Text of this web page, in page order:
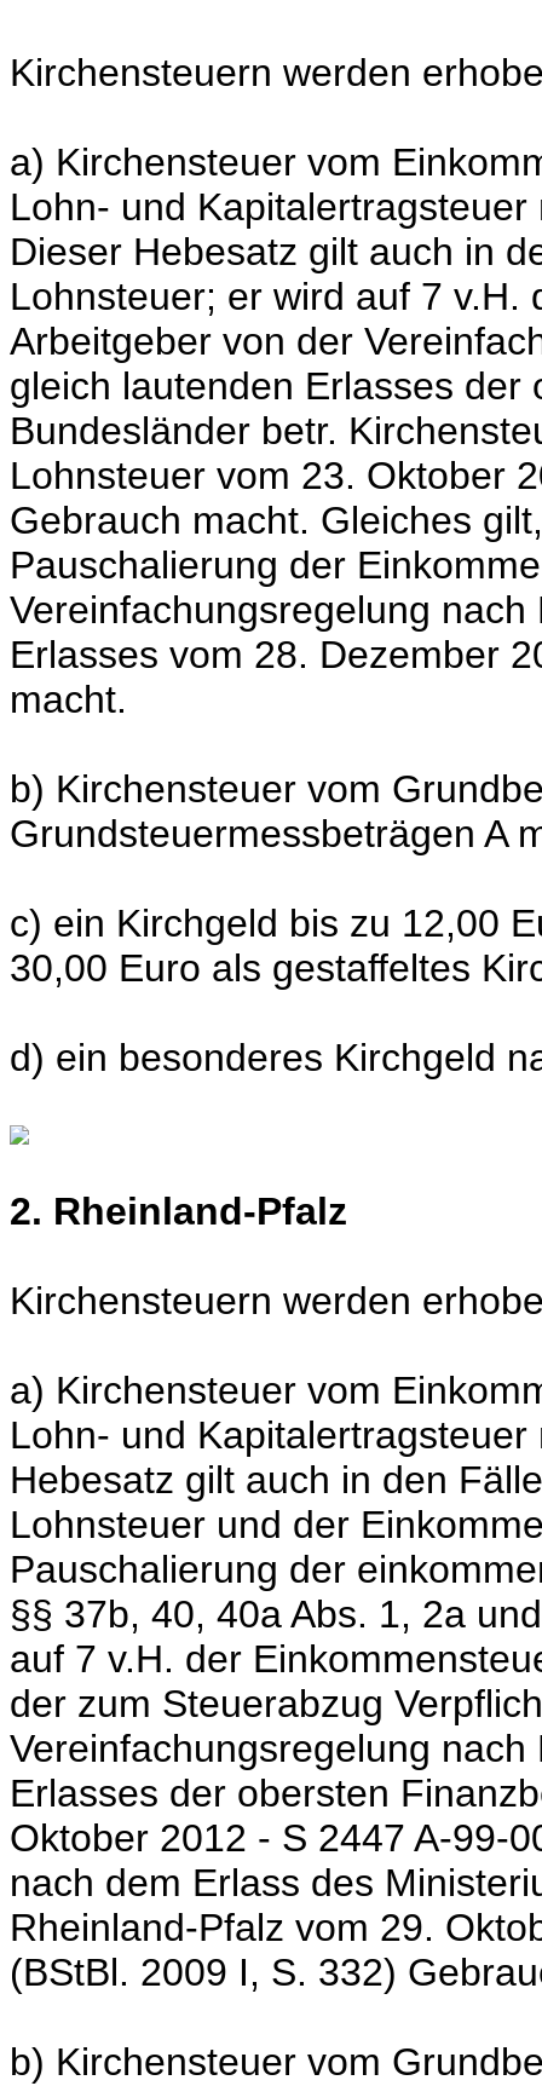
Kirchensteuern werden
a) Kirchensteuer vom
Lohn- und
Dieser Hebesatz gilt auch in
Lohnsteuer; er wird auf 7
Arbeitgeber von der
gleich lautenden Erlasses
Bundesländer betr.
Lohnsteuer vom 23. Oktober
Gebrauch macht. Gleiches
Pauschalierung der
Vereinfachungsregelung
Erlasses vom 28. Dezember
macht.
b) Kirchensteuer vom
Grundsteuermessbeträgen A
c) ein Kirchgeld bis zu 12,00
30,00 Euro als gestaffeltes
d) ein besonderes Kirchgeld
2. Rheinland-Pfalz
Kirchensteuern werden
a) Kirchensteuer vom
Lohn- und
Hebesatz gilt auch in den
Lohnsteuer und der
Pauschalierung der
§§ 37b, 40, 40a Abs. 1, 2a
auf 7 v.H. der
der zum Steuerabzug
Vereinfachungsregelung
Erlasses der obersten
Oktober 2012 - S 2447 A-99-
nach dem Erlass des
Rheinland-Pfalz vom 29.
(BStBl. 2009 I, S. 332)
b) Kirchensteuer vom